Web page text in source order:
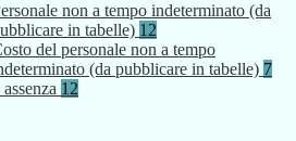
non a tempo indeterminato (da
in tabelle) 12
del personale non a tempo
(da pubblicare in tabelle) 7
12